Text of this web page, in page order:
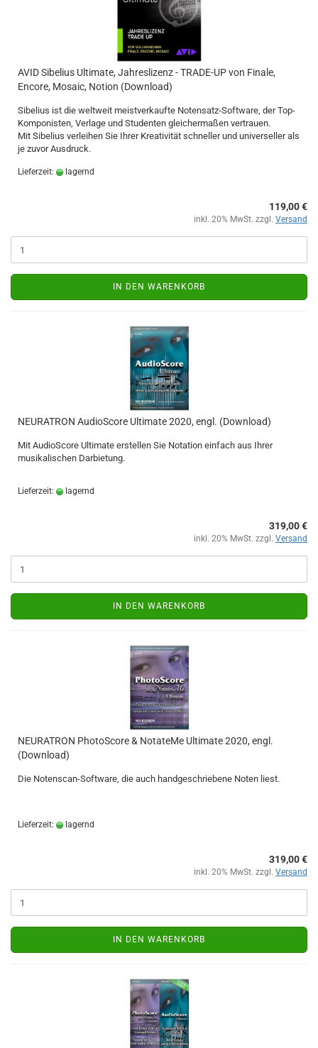
AVID Sibelius Ultimate, Jahreslizenz - TRADE-UP von Finale,
Encore, Mosaic, Notion (Download)
Sibelius ist die weltweit meistverkaufte Notensatz-Software, der Top-
Komponisten, Verlage und Studenten gleichermaßen vertrauen.
Mit Sibelius verleihen Sie Ihrer Kreativität schneller und universeller als
je zuvor Ausdruck.
Lieferzeit: lagernd
119,00 €
inkl. 20% MwSt. zzgl. Versand
IN DEN WARENKORB
NEURATRON AudioScore Ultimate 2020, engl. (Download)
Mit AudioScore Ultimate erstellen Sie Notation einfach aus Ihrer
musikalischen Darbietung.
Lieferzeit: lagernd
319,00 €
inkl. 20% MwSt. zzgl. Versand
IN DEN WARENKORB
NEURATRON PhotoScore & NotateMe Ultimate 2020, engl.
(Download)
Die Notenscan-Software, die auch handgeschriebene Noten liest.
Lieferzeit: lagernd
319,00 €
inkl. 20% MwSt. zzgl. Versand
IN DEN WARENKORB